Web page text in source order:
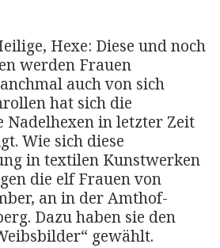
Hexe: Diese und noch
werden Frauen
auch von sich
hat sich die
Nadelhexen in letzter Zeit
Wie sich diese
in textilen Kunstwerken
die elf Frauen von
an in der Amthof-
Dazu haben sie den
gewählt.